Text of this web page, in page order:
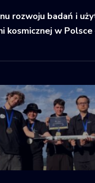
rozwoju badań i
kosmicznej w